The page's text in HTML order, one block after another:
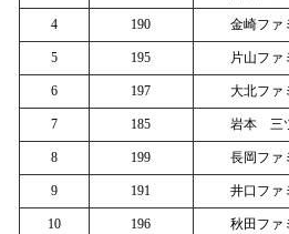
4 190 金崎ファ
5 195 片山ファ
6 197 大北ファ
7 185 岩本 三
8 199 長岡ファ
9 191 井口ファ
10 196 秋田ファ